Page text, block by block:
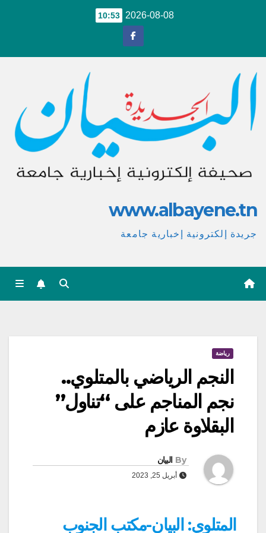
2026-08-08
10:53
www.albayene.tn
جريدة إلكترونية إخبارية جامعة
رياضة
النجم الرياضي بالمتلوي..
نجم المناجم على “تناول”
البقلاوة عازم
By البيان
أبريل 25, 2023
المتلوي: البيان-مكتب الجنوب